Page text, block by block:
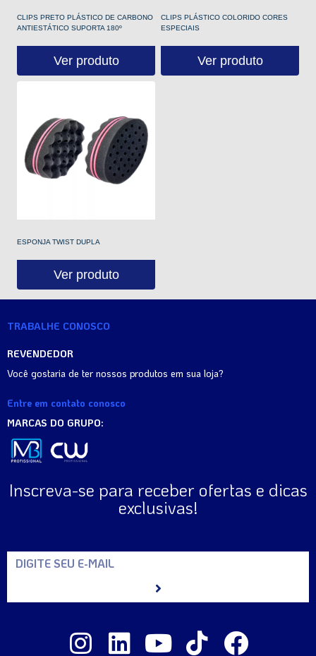
CLIPS PRETO PLÁSTICO DE CARBONO
ANTIESTÁTICO SUPORTA 180º
Ver produto
CLIPS PLÁSTICO COLORIDO CORES
ESPECIAIS
Ver produto
ESPONJA TWIST DUPLA
Ver produto
TRABALHE CONOSCO
REVENDEDOR
Você gostaria de ter nossos produtos em sua loja?
Entre em contato conosco
MARCAS DO GRUPO:
Inscreva-se para receber ofertas e dicas
exclusivas!